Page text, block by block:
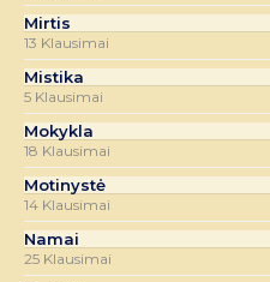
Mirtis
13 Klausimai
Mistika
5 Klausimai
Mokykla
18 Klausimai
Motinystė
14 Klausimai
Namai
25 Klausimai